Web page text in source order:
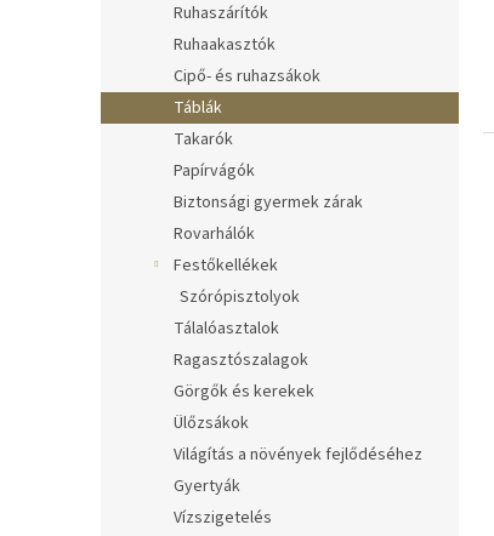
Ruhaszárítók
Ruhaakasztók
Cipő- és ruhazsákok
Táblák
Takarók
Papírvágók
Biztonsági gyermek zárak
Rovarhálók
Festőkellékek
Szórópisztolyok
Tálalóasztalok
Ragasztószalagok
Görgők és kerekek
Ülőzsákok
Világítás a növények fejlődéséhez
Gyertyák
Vízszigetelés